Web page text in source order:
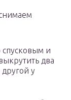
спусковым и
два
у